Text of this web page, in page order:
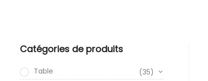
Catégories de produits
Table (35)